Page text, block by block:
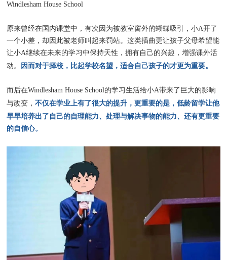
Windlesham House School
原来曾经在国内课堂中，有次因为被教室窗外的蝴蝶吸引，小A开了
一个小差，却因此被老师叫起来罚站。这类插曲更让孩子父母希望能
让小A继续在未来的学习中保持天性，拥有自己的兴趣，增强课外活
动。
因而对于择校，比起学校名望，适合自己孩子的才更为重要。
而后在Windlesham House School的学习生活给小A带来了巨大的影响
与改变，不仅在学业上有了很大的提升，更重要的是，低龄留学让他
早早培养出了自己的自理能力、处理与解决事物的能力、还有更重要
的自信心。